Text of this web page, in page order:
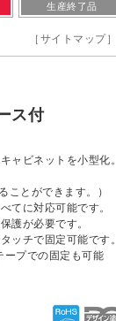
生産終了品
［サイトマップ］
ス付
ャビネットを小型化。
ことができます。）
てに対応可能です。
護が必要です。
ッチで固定可能です。
プでの固定も可能